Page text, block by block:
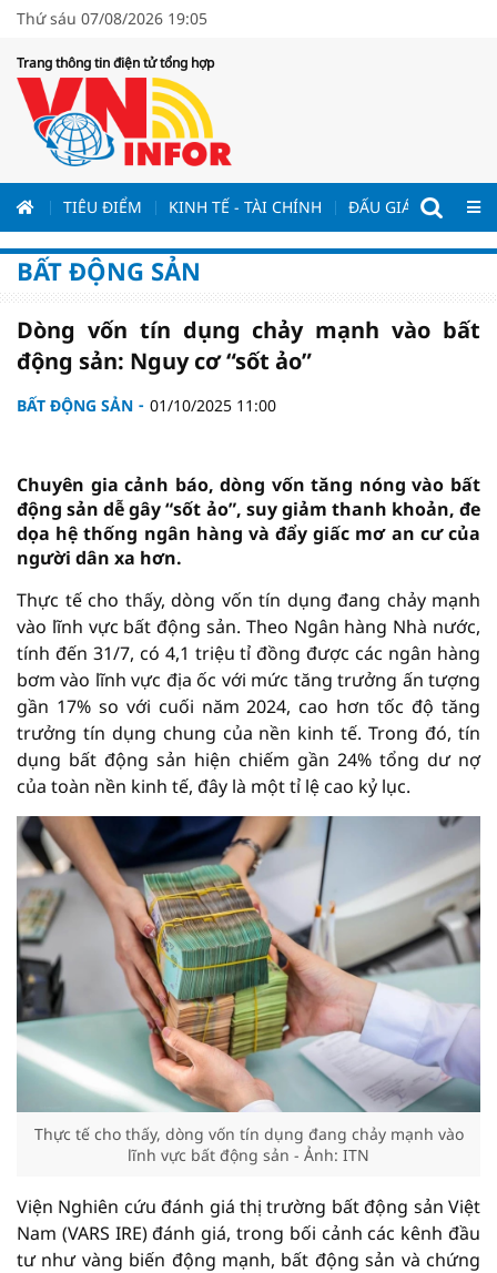
Thứ sáu 07/08/2026 19:05
Trang thông tin điện tử tổng hợp
TIÊU ĐIỂM KINH TẾ - TÀI CHÍNH ĐẤU GIÁ - ĐẤU
BẤT ĐỘNG SẢN
Dòng vốn tín dụng chảy mạnh vào bất
động sản: Nguy cơ “sốt ảo”
BẤT ĐỘNG SẢN 01/10/2025 11:00
Chuyên gia cảnh báo, dòng vốn tăng nóng vào bất
động sản dễ gây “sốt ảo”, suy giảm thanh khoản, đe
dọa hệ thống ngân hàng và đẩy giấc mơ an cư của
người dân xa hơn.
Thực tế cho thấy, dòng vốn tín dụng đang chảy mạnh
vào lĩnh vực bất động sản. Theo Ngân hàng Nhà nước,
tính đến 31/7, có 4,1 triệu tỉ đồng được các ngân hàng
bơm vào lĩnh vực địa ốc với mức tăng trưởng ấn tượng
gần 17% so với cuối năm 2024, cao hơn tốc độ tăng
trưởng tín dụng chung của nền kinh tế. Trong đó, tín
dụng bất động sản hiện chiếm gần 24% tổng dư nợ
của toàn nền kinh tế, đây là một tỉ lệ cao kỷ lục.
Thực tế cho thấy, dòng vốn tín dụng đang chảy mạnh vào
lĩnh vực bất động sản - Ảnh: ITN
Viện Nghiên cứu đánh giá thị trường bất động sản Việt
Nam (VARS IRE) đánh giá, trong bối cảnh các kênh đầu
tư như vàng biến động mạnh, bất động sản và chứng